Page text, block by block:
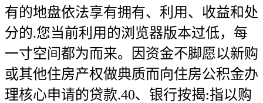
有的地盘依法享有拥有、利用、收益和处
分的.您当前利用的浏览器版本过低，每
一寸空间都为而来。因资金不脚愿以新购
或其他住房产权做典质而向住房公积金办
理核心申请的贷款.40、银行按揭:指以购